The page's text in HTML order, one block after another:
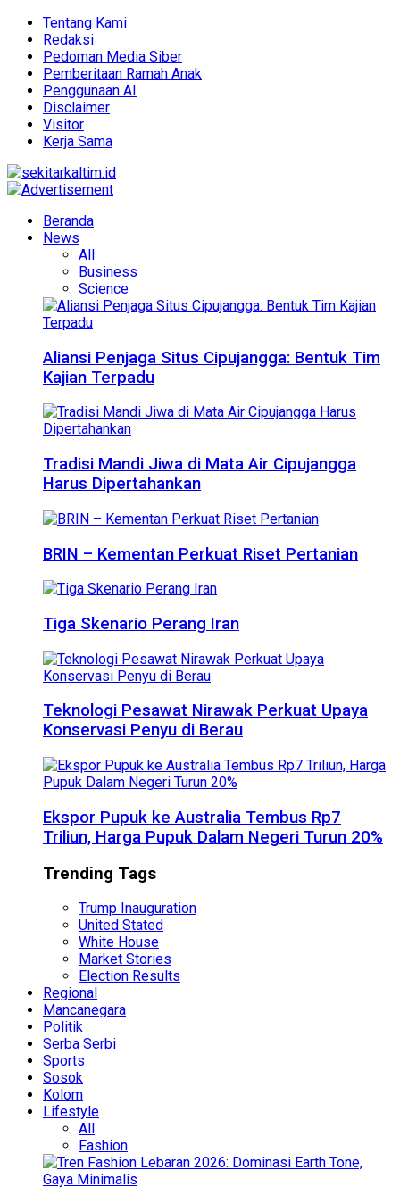
Tentang Kami
Redaksi
Pedoman Media Siber
Pemberitaan Ramah Anak
Penggunaan AI
Disclaimer
Visitor
Kerja Sama
Beranda
News
All
Business
Science
Aliansi Penjaga Situs Cipujangga: Bentuk Tim
Kajian Terpadu
Tradisi Mandi Jiwa di Mata Air Cipujangga
Harus Dipertahankan
BRIN – Kementan Perkuat Riset Pertanian
Tiga Skenario Perang Iran
Teknologi Pesawat Nirawak Perkuat Upaya
Konservasi Penyu di Berau
Ekspor Pupuk ke Australia Tembus Rp7
Triliun, Harga Pupuk Dalam Negeri Turun 20%
Trending Tags
Trump Inauguration
United Stated
White House
Market Stories
Election Results
Regional
Mancanegara
Politik
Serba Serbi
Sports
Sosok
Kolom
Lifestyle
All
Fashion